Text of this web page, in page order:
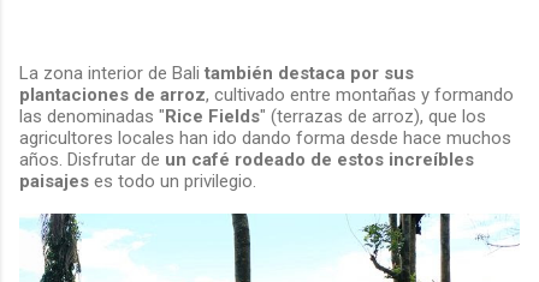
La zona interior de Bali también destaca por sus
plantaciones de arroz, cultivado entre montañas y formando
las denominadas "Rice Fields" (terrazas de arroz), que los
agricultores locales han ido dando forma desde hace muchos
años. Disfrutar de un café rodeado de estos increíbles
paisajes es todo un privilegio.